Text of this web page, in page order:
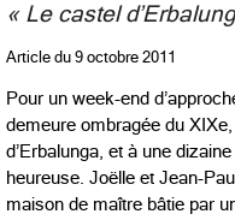
« Le castel
Article du 9 octobre 2011
Pour un week-end
demeure ombragée du
d’Erbalunga, et à une
heureuse. Joëlle et Jean-
maison de maître bâtie par